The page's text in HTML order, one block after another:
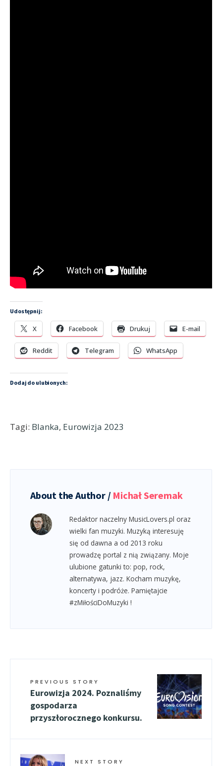
Udostępnij:
X Facebook Drukuj E-mail
Reddit Telegram WhatsApp
Dodaj do ulubionych:
Tagi: Blanka, Eurowizja 2023
About the Author / Michał Seremak
Redaktor naczelny MusicLovers.pl oraz
wielki fan muzyki. Muzyką interesuję
się od dawna a od 2013 roku
prowadzę portal z nią związany. Moje
ulubione gatunki to: pop, rock,
alternatywa, jazz. Kocham muzykę,
koncerty i podróże. Pamiętajcie
#zMiłościDoMuzyki !
PREVIOUS STORY
Eurowizja 2024. Poznaliśmy
gospodarza
przyszłorocznego konkursu.
NEXT STORY